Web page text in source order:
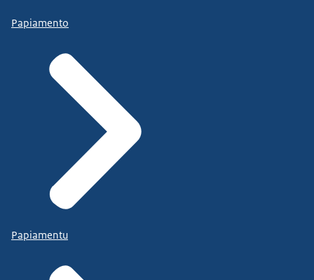
Papiamento
Papiamentu